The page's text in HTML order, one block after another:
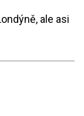
ale asi